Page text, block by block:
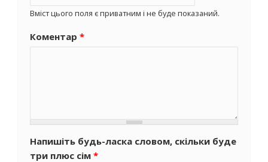
Вміст цього поля є приватним і не буде показаний.
Коментар *
Напишіть будь-ласка словом, скільки буде
три плюс сім *